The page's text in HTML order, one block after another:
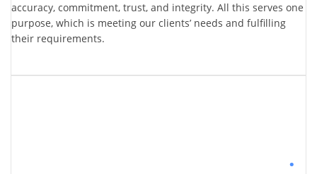
accuracy, commitment, trust, and integrity. All this serves one
purpose, which is meeting our clients’ needs and fulfilling
their requirements.
.